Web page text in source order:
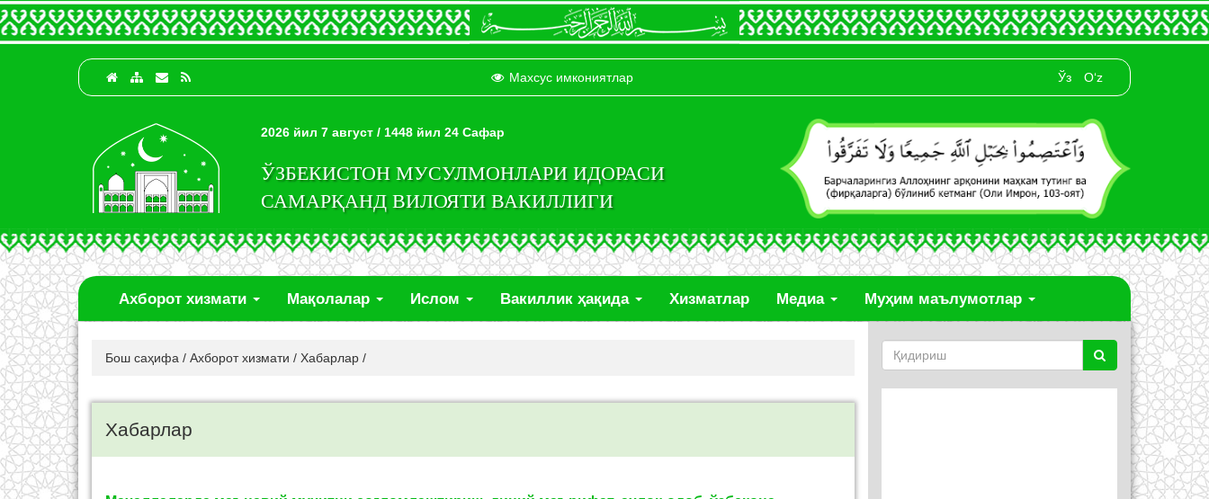
Махсус имкониятлар Ўз O‘z
2026 йил 7 август / 1448 йил 24 Сафар
ЎЗБЕКИСТОН МУСУЛМОНЛАРИ ИДОРАСИ
САМАРҚАНД ВИЛОЯТИ ВАКИЛЛИГИ
Ахборот хизмати Мақолалар Ислом Вакиллик ҳақида Хизматлар Медиа Муҳим маълумотлар
Бош саҳифа / Ахборот хизмати / Хабарлар /
Хабарлар